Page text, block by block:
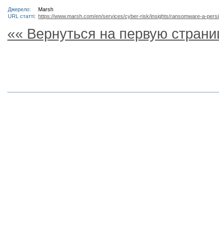
Джерело:
Marsh
URL статті: https://www.marsh.com/en/services/cyber-risk/insights/ransomware-a-
«« Вернуться на первую